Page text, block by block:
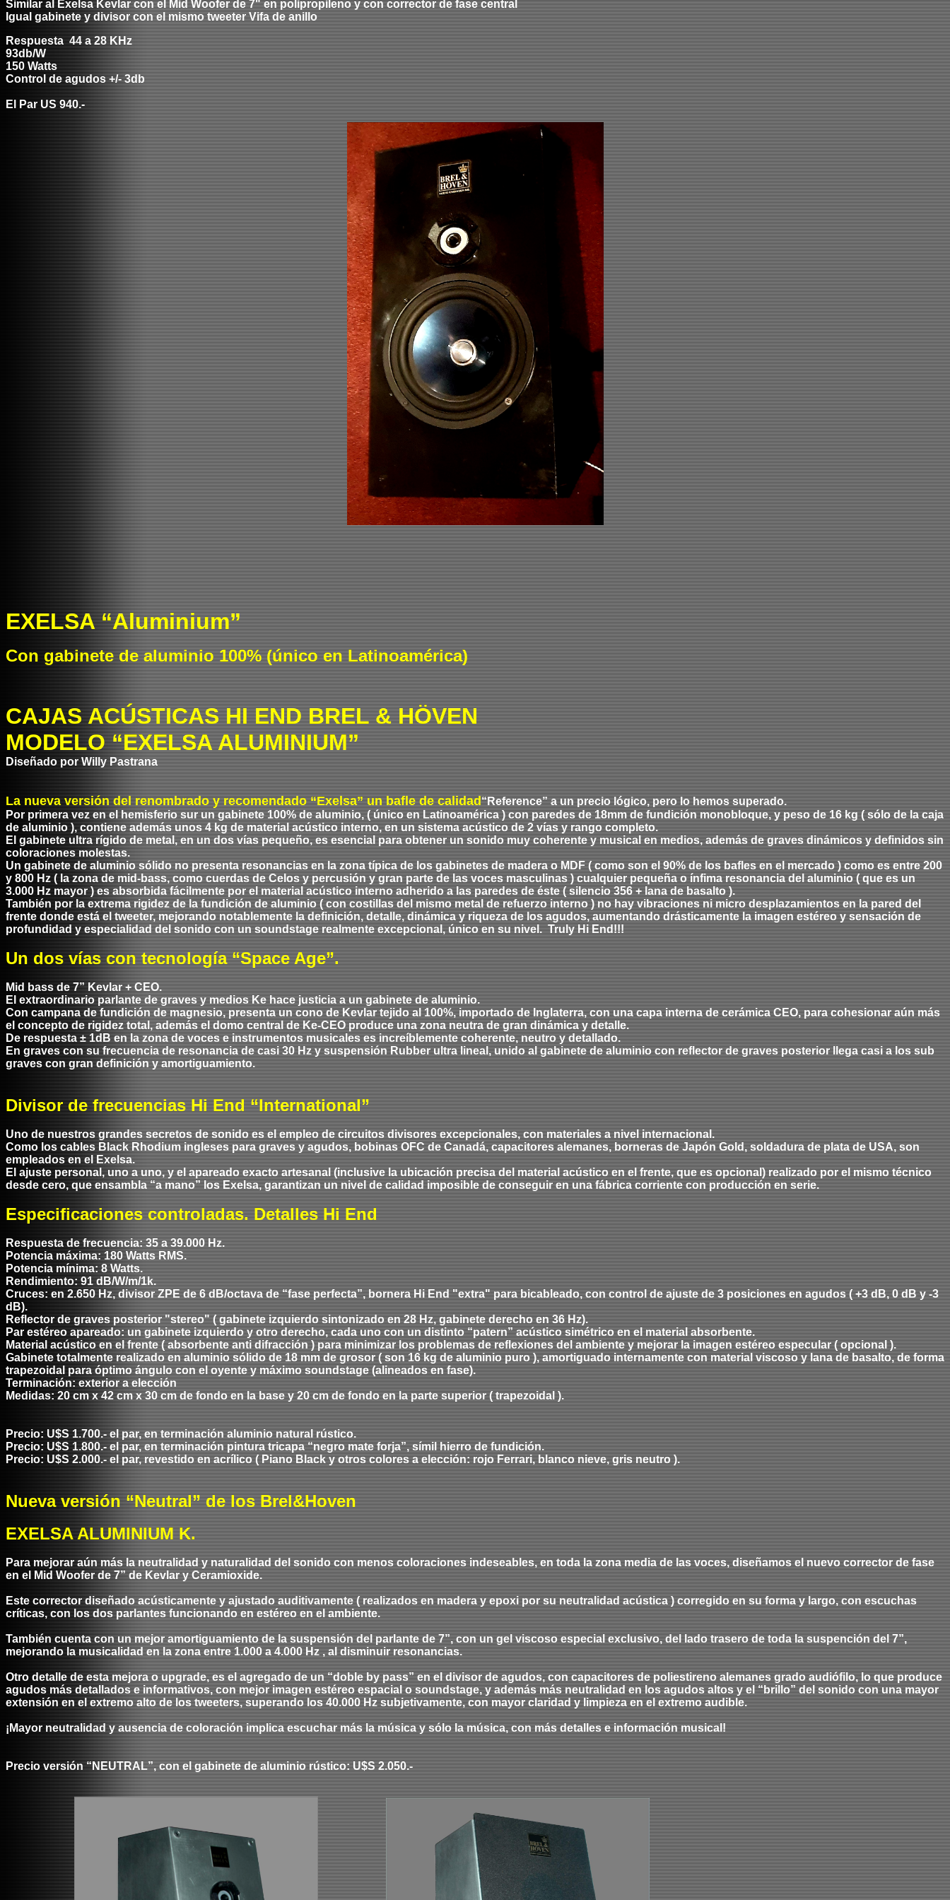
Similar al Exelsa Kevlar con el Mid Woofer de 7" en polipropileno y con corrector de fase central
Igual gabinete y divisor con el mismo tweeter Vifa de anillo
Respuesta 44 a 28 KHz
93db/W
150 Watts
Control de agudos +/- 3db
El Par US 940.-
EXELSA “Aluminium”
Con gabinete de aluminio 100% (único en Latinoamérica)
CAJAS ACÚSTICAS HI END BREL & HÖVEN
MODELO “EXELSA ALUMINIUM”
Diseñado por Willy Pastrana
La nueva versión del renombrado y recomendado “Exelsa” un bafle de calidad“Reference” a un precio lógico, pero lo hemos superado.
Por primera vez en el hemisferio sur un gabinete 100% de aluminio, ( único en Latinoamérica ) con paredes de 18mm de fundición monobloque, y peso de 16 kg ( sólo de la caja
de aluminio ), contiene además unos 4 kg de material acústico interno, en un sistema acústico de 2 vías y rango completo.
El gabinete ultra rígido de metal, en un dos vías pequeño, es esencial para obtener un sonido muy coherente y musical en medios, además de graves dinámicos y definidos sin
coloraciones molestas.
Un gabinete de aluminio sólido no presenta resonancias en la zona típica de los gabinetes de madera o MDF ( como son el 90% de los bafles en el mercado ) como es entre 200
y 800 Hz ( la zona de mid-bass, como cuerdas de Celos y percusión y gran parte de las voces masculinas ) cualquier pequeña o ínfima resonancia del aluminio ( que es un
3.000 Hz mayor ) es absorbida fácilmente por el material acústico interno adherido a las paredes de éste ( silencio 356 + lana de basalto ).
También por la extrema rigidez de la fundición de aluminio ( con costillas del mismo metal de refuerzo interno ) no hay vibraciones ni micro desplazamientos en la pared del
frente donde está el tweeter, mejorando notablemente la definición, detalle, dinámica y riqueza de los agudos, aumentando drásticamente la imagen estéreo y sensación de
profundidad y especialidad del sonido con un soundstage realmente excepcional, único en su nivel. Truly Hi End!!!
Un dos vías con tecnología “Space Age”.
Mid bass de 7” Kevlar + CEO.
El extraordinario parlante de graves y medios Ke hace justicia a un gabinete de aluminio.
Con campana de fundición de magnesio, presenta un cono de Kevlar tejido al 100%, importado de Inglaterra, con una capa interna de cerámica CEO, para cohesionar aún más
el concepto de rigidez total, además el domo central de Ke-CEO produce una zona neutra de gran dinámica y detalle.
De respuesta ± 1dB en la zona de voces e instrumentos musicales es increíblemente coherente, neutro y detallado.
En graves con su frecuencia de resonancia de casi 30 Hz y suspensión Rubber ultra lineal, unido al gabinete de aluminio con reflector de graves posterior llega casi a los sub
graves con gran definición y amortiguamiento.
Divisor de frecuencias Hi End “International”
Uno de nuestros grandes secretos de sonido es el empleo de circuitos divisores excepcionales, con materiales a nivel internacional.
Como los cables Black Rhodium ingleses para graves y agudos, bobinas OFC de Canadá, capacitores alemanes, borneras de Japón Gold, soldadura de plata de USA, son
empleados en el Exelsa.
El ajuste personal, uno a uno, y el apareado exacto artesanal (inclusive la ubicación precisa del material acústico en el frente, que es opcional) realizado por el mismo técnico
desde cero, que ensambla “a mano” los Exelsa, garantizan un nivel de calidad imposible de conseguir en una fábrica corriente con producción en serie.
Especificaciones controladas. Detalles Hi End
Respuesta de frecuencia: 35 a 39.000 Hz.
Potencia máxima: 180 Watts RMS.
Potencia mínima: 8 Watts.
Rendimiento: 91 dB/W/m/1k.
Cruces: en 2.650 Hz, divisor ZPE de 6 dB/octava de “fase perfecta”, bornera Hi End "extra" para bicableado, con control de ajuste de 3 posiciones en agudos ( +3 dB, 0 dB y -3
dB).
Reflector de graves posterior "stereo" ( gabinete izquierdo sintonizado en 28 Hz, gabinete derecho en 36 Hz).
Par estéreo apareado: un gabinete izquierdo y otro derecho, cada uno con un distinto “patern” acústico simétrico en el material absorbente.
Material acústico en el frente ( absorbente anti difracción ) para minimizar los problemas de reflexiones del ambiente y mejorar la imagen estéreo especular ( opcional ).
Gabinete totalmente realizado en aluminio sólido de 18 mm de grosor ( son 16 kg de aluminio puro ), amortiguado internamente con material viscoso y lana de basalto, de forma
trapezoidal para óptimo ángulo con el oyente y máximo soundstage (alineados en fase).
Terminación: exterior a elección
Medidas: 20 cm x 42 cm x 30 cm de fondo en la base y 20 cm de fondo en la parte superior ( trapezoidal ).
Precio: U$S 1.700.- el par, en terminación aluminio natural rústico.
Precio: U$S 1.800.- el par, en terminación pintura tricapa “negro mate forja”, símil hierro de fundición.
Precio: U$S 2.000.- el par, revestido en acrílico ( Piano Black y otros colores a elección: rojo Ferrari, blanco nieve, gris neutro ).
Nueva versión “Neutral” de los Brel&Hoven
EXELSA ALUMINIUM K.
Para mejorar aún más la neutralidad y naturalidad del sonido con menos coloraciones indeseables, en toda la zona media de las voces, diseñamos el nuevo corrector de fase
en el Mid Woofer de 7” de Kevlar y Ceramioxide.
Este corrector diseñado acústicamente y ajustado auditivamente ( realizados en madera y epoxi por su neutralidad acústica ) corregido en su forma y largo, con escuchas
críticas, con los dos parlantes funcionando en estéreo en el ambiente.
También cuenta con un mejor amortiguamiento de la suspensión del parlante de 7”, con un gel viscoso especial exclusivo, del lado trasero de toda la suspención del 7”,
mejorando la musicalidad en la zona entre 1.000 a 4.000 Hz , al disminuir resonancias.
Otro detalle de esta mejora o upgrade, es el agregado de un “doble by pass” en el divisor de agudos, con capacitores de poliestireno alemanes grado audiófilo, lo que produce
agudos más detallados e informativos, con mejor imagen estéreo espacial o soundstage, y además más neutralidad en los agudos altos y el “brillo” del sonido con una mayor
extensión en el extremo alto de los tweeters, superando los 40.000 Hz subjetivamente, con mayor claridad y limpieza en el extremo audible.
¡Mayor neutralidad y ausencia de coloración implica escuchar más la música y sólo la música, con más detalles e información musical!
Precio versión “NEUTRAL”, con el gabinete de aluminio rústico: U$S 2.050.-